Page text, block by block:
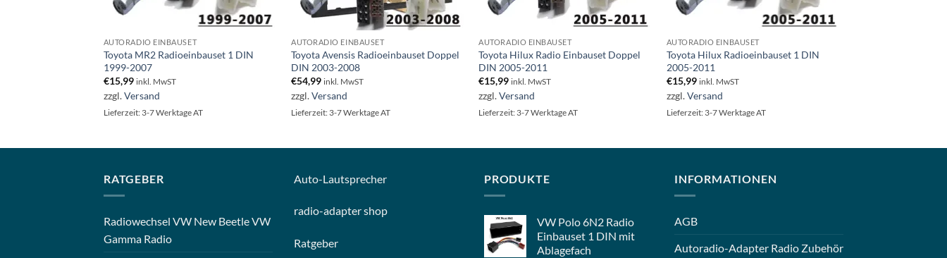
AUTORADIO EINBAUSET
Toyota MR2 Radioeinbauset 1 DIN
1999-2007
€15,99 inkl. MwST
zzgl.Versand
Lieferzeit: 3-7 Werktage AT
AUTORADIO EINBAUSET
Toyota Avensis Radioeinbauset Doppel
DIN 2003-2008
€54,99 inkl. MwST
zzgl.Versand
Lieferzeit: 3-7 Werktage AT
AUTORADIO EINBAUSET
Toyota Hilux Radio Einbauset Doppel
DIN 2005-2011
€15,99 inkl. MwST
zzgl.Versand
Lieferzeit: 3-7 Werktage AT
AUTORADIO EINBAUSET
Toyota Hilux Radioeinbauset 1 DIN
2005-2011
€15,99 inkl. MwST
zzgl.Versand
Lieferzeit: 3-7 Werktage AT
RATGEBER
Radiowechsel VW New Beetle VW
Gamma Radio
Auto-Lautsprecher
radio-adapter shop
Ratgeber
PRODUKTE
VW Polo 6N2 Radio
Einbauset 1 DIN mit
Ablagefach
INFORMATIONEN
AGB
Autoradio-Adapter Radio Zubehör